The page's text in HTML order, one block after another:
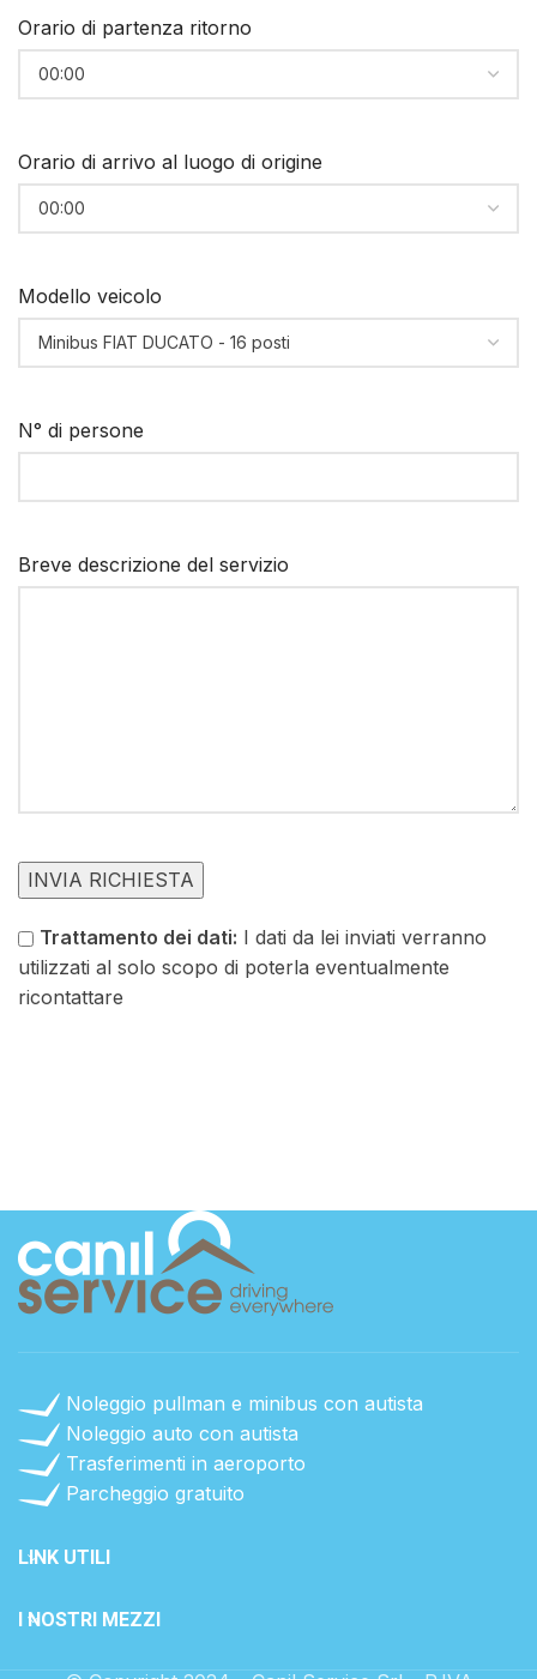
Orario di partenza ritorno
Orario di arrivo al luogo di origine
Modello veicolo
N° di persone
Breve descrizione del servizio
Trattamento dei dati: I dati da lei inviati verranno
utilizzati al solo scopo di poterla eventualmente
ricontattare
Noleggio pullman e minibus con autista
Noleggio auto con autista
Trasferimenti in aeroporto
Parcheggio gratuito
LINK UTILI
I NOSTRI MEZZI